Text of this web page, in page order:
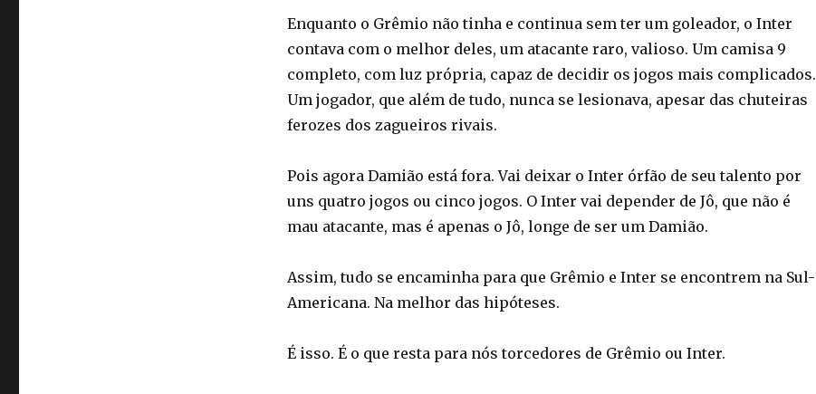
Enquanto o Grêmio não tinha e continua sem ter um goleador, o Inter
contava com o melhor deles, um atacante raro, valioso. Um camisa 9
completo, com luz própria, capaz de decidir os jogos mais complicados.
Um jogador, que além de tudo, nunca se lesionava, apesar das chuteiras
ferozes dos zagueiros rivais.
Pois agora Damião está fora. Vai deixar o Inter órfão de seu talento por
uns quatro jogos ou cinco jogos. O Inter vai depender de Jô, que não é
mau atacante, mas é apenas o Jô, longe de ser um Damião.
Assim, tudo se encaminha para que Grêmio e Inter se encontrem na Sul-
Americana. Na melhor das hipóteses.
É isso. É o que resta para nós torcedores de Grêmio ou Inter.